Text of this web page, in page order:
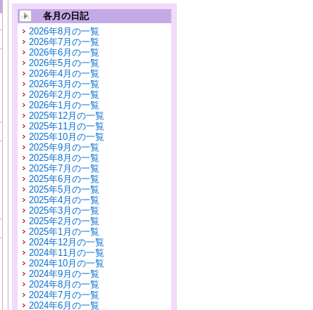
各月の日記
2026年8月の一覧
2026年7月の一覧
2026年6月の一覧
2026年5月の一覧
2026年4月の一覧
2026年3月の一覧
2026年2月の一覧
2026年1月の一覧
2025年12月の一覧
2025年11月の一覧
2025年10月の一覧
2025年9月の一覧
2025年8月の一覧
2025年7月の一覧
2025年6月の一覧
2025年5月の一覧
2025年4月の一覧
2025年3月の一覧
2025年2月の一覧
2025年1月の一覧
2024年12月の一覧
2024年11月の一覧
2024年10月の一覧
2024年9月の一覧
2024年8月の一覧
2024年7月の一覧
2024年6月の一覧